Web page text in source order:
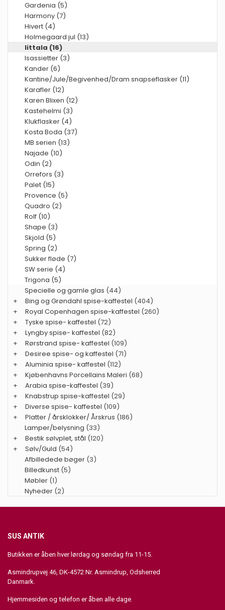
Gardenia (5)
Harmony (7)
Hivert (4)
Holmegaard jul (13)
Iittala (16)
Isassietter (3)
Kander (6)
Kantine/Jule/Begivenhed/Dram snapseflasker (11)
Karafler (12)
Karen Blixen (12)
Kastehelmi (3)
Klukflasker (4)
Kosta Boda (37)
MB serien (13)
Najade (10)
Odin (2)
Orrefors (3)
Palet (15)
Provence (5)
Quadro (2)
Rolf (10)
Shape (3)
Skjold (5)
Spring (2)
Sukker fløde (7)
SW serie (4)
Trigona (5)
Specielle og gamle glas (44)
+
Bing og Grøndahl spise-kaffestel (404)
+
Royal Copenhagen spise-kaffestel (260)
+
Tyske spise- kaffestel (72)
+
Lyngby spise- kaffestel (82)
+
Rørstrand spise- kaffestel (109)
+
Desiree spise- og kaffestel (71)
+
Aluminia spise- kaffestel (112)
+
Kjøbenhavns Porcellains Maleri (68)
+
Arabia spise-kaffestel (39)
+
Knabstrup spise-kaffestel (29)
+
Diverse spise- kaffestel (109)
+
Platter / årsklokker/ Årskrus (186)
Lamper/belysning (33)
+
Bestik sølvplet, stål (120)
+
Sølv/Guld (54)
Afbilledede bøger (3)
Billedkunst (5)
Møbler (1)
Nyheder (2)
SUS ANTIK
Butikken er åben hver lørdag og søndag fra 11-15.
Asmindrupvej 46, DK-4572 Nr. Asmindrup, Odsherred
Danmark.
Hjemmesiden og telefon er åben alle dage.